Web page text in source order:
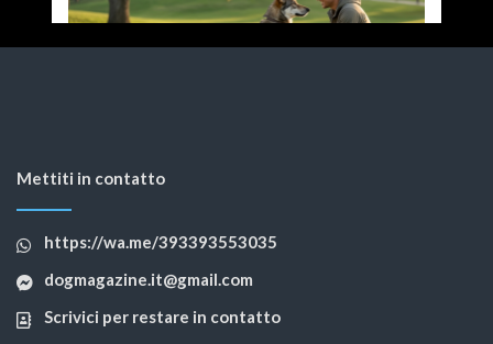
Mettiti in contatto
https://wa.me/393393553035
dogmagazine.it@gmail.com
Scrivici per restare in contatto